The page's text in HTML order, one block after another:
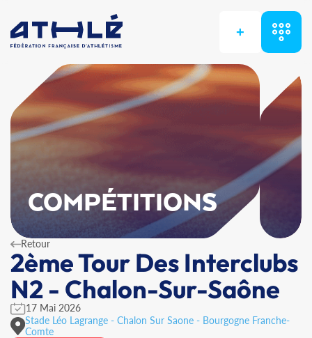
+
COMPÉTITIONS
Retour
2ème Tour Des Interclubs
N2 - Chalon-Sur-Saône
17 Mai 2026
Stade Léo Lagrange - Chalon Sur Saone - Bourgogne Franche-
Comte